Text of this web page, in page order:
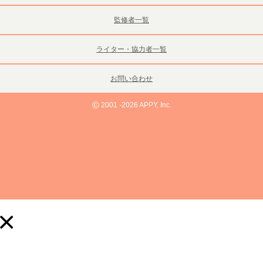
監修者一覧
ライター・協力者一覧
お問い合わせ
©2001 -2026 APPY, Inc.